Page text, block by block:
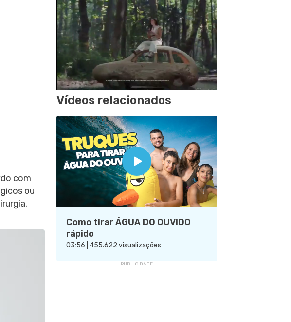
com
ou
Vídeos relacionados
Como tirar ÁGUA DO OUVIDO
rápido
03:56 | 455.622 visualizações